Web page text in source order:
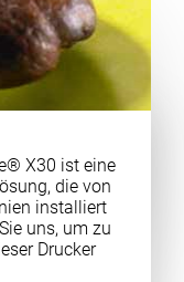
X30 ist eine
die von
installiert
uns, um zu
Drucker